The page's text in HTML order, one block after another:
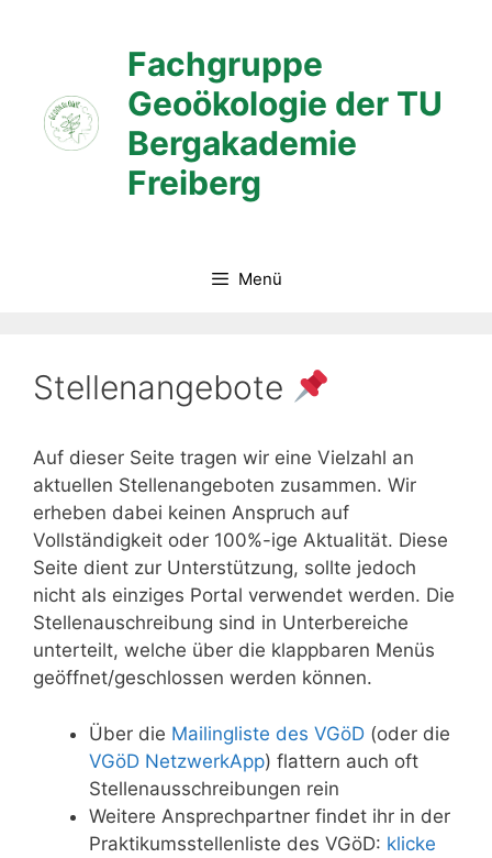
Fachgruppe
Geoökologie der TU
Bergakademie
Freiberg
Menü
Stellenangebote
Auf dieser Seite tragen wir eine Vielzahl an
aktuellen Stellenangeboten zusammen. Wir
erheben dabei keinen Anspruch auf
Vollständigkeit oder 100%-ige Aktualität. Diese
Seite dient zur Unterstützung, sollte jedoch
nicht als einziges Portal verwendet werden. Die
Stellenauschreibung sind in Unterbereiche
unterteilt, welche über die klappbaren Menüs
geöffnet/geschlossen werden können.
Über die Mailingliste des VGöD (oder die
VGöD NetzwerkApp) flattern auch oft
Stellenausschreibungen rein
Weitere Ansprechpartner findet ihr in der
Praktikumsstellenliste des VGöD: klicke